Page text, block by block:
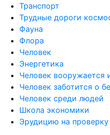
Транспорт
Трудные дороги
Фауна
Флора
Человек
Энергетика
Человек вооружается
Человек заботится о
Человек среди людей
Школа экономики
Эрудицию на проверку